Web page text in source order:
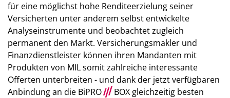
für eine möglichst hohe Renditeerzielung seiner
Versicherten unter anderem selbst entwickelte
Analyseinstrumente und beobachtet zugleich
permanent den Markt. Versicherungsmakler und
Finanzdienstleister können ihren Mandanten mit
Produkten von MIL somit zahlreiche interessante
Offerten unterbreiten - und dank der jetzt verfügbaren
Anbindung an die BiPRO/// BOX gleichzeitig besten